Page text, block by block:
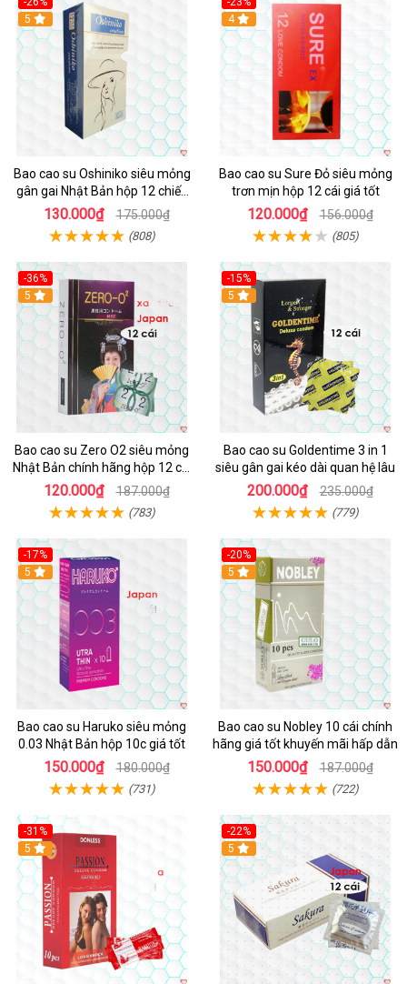
5
Bao cao su Oshiniko siêu mỏng
gân gai Nhật Bản hộp 12 chiếc
chất lượng cao
130.000₫ 175.000₫
(808)
4
Bao cao su Sure Đỏ siêu mỏng
trơn mịn hộp 12 cái giá tốt
120.000₫ 156.000₫
(805)
-36%
5
Bao cao su Zero O2 siêu mỏng
Nhật Bản chính hãng hộp 12 cái
an toàn thoải mái
120.000₫ 187.000₫
(783)
-15%
5
Bao cao su Goldentime 3 in 1
siêu gân gai kéo dài quan hệ lâu
200.000₫ 235.000₫
(779)
-17%
5
Bao cao su Haruko siêu mỏng
0.03 Nhật Bản hộp 10c giá tốt
150.000₫ 180.000₫
(731)
-20%
5
Bao cao su Nobley 10 cái chính
hãng giá tốt khuyến mãi hấp dẫn
150.000₫ 187.000₫
(722)
-31%
5
-22%
5